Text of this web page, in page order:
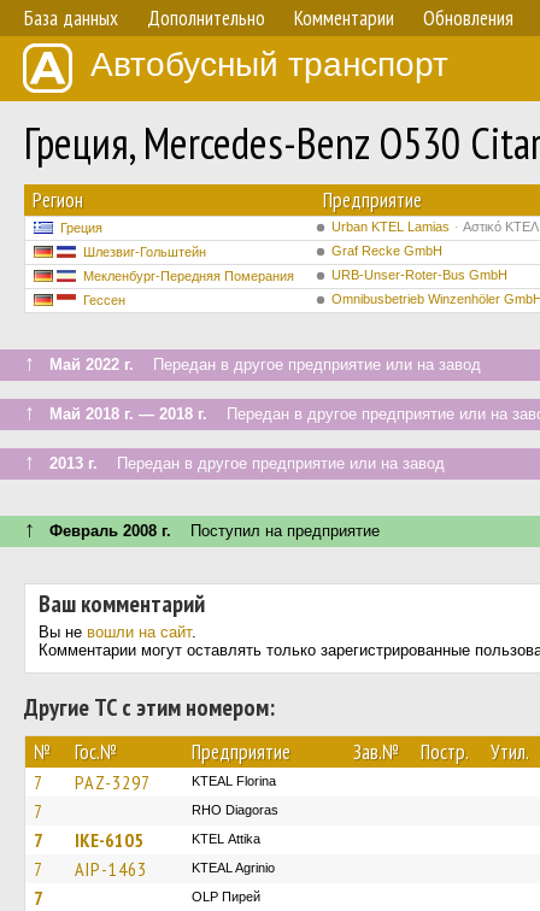
База данных Дополнительно Комментарии Обновления
Автобусный транспорт
Греция, Mercedes-Benz O530
Регион Предприятие
Греция Urban KTEL Lamias
Αστικό ΚΤΕΛ
Шлезвиг-Гольштейн
Graf Recke GmbH
Мекленбург-Передняя Померания
URB-Unser-Roter-Bus GmbH
Гессен
Omnibusbetrieb Winzenhöler
↑ Май 2022 г. Передан в другое предприятие или на завод
↑ Май 2018 г. — 2018 г. Передан в другое предприятие или на
↑ 2013 г. Передан в другое предприятие или на завод
↑ Февраль 2008 г. Поступил на предприятие
Ваш комментарий
Вы не вошли на сайт.
Комментарии могут оставлять только зарегистрированные
Другие ТС с этим номером:
№ Гос.№ Предприятие Зав.№ Постр. Утил.
7 PAZ-3297 KTEAL Florina
7 RHO Diagoras
7 IKE-6105 KΤΕL Αttika
7 AIP-1463 KTEAL Agrinio
7 OLP Пирей